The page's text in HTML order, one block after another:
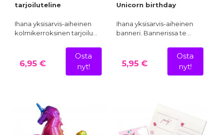
tarjoiluteline
Ihana yksisarvis-aiheinen
kolmikerroksinen tarjoilu…
6,95 €
Osta
nyt!
Unicorn birthday
Ihana yksisarvis-aiheinen
banneri. Bannerissa te…
5,95 €
Osta
nyt!